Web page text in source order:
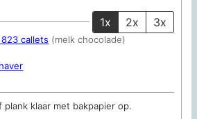
1x 2x 3x
callets (melk chocolade)
plank klaar met bakpapier op.